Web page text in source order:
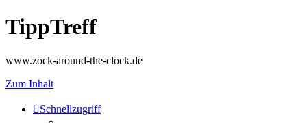
TippTreff
www.zock-around-the-clock.de
Zum Inhalt
Schnellzugriff